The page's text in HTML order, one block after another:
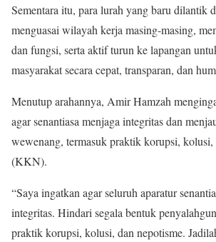
Sementara itu, para lurah yang baru dilantik
menguasai wilayah kerja masing-masing,
dan fungsi, serta aktif turun ke lapangan
masyarakat secara cepat, transparan, dan
Menutup arahannya, Amir Hamzah
agar senantiasa menjaga integritas dan
wewenang, termasuk praktik korupsi, kolusi,
(KKN).
“Saya ingatkan agar seluruh aparatur
integritas. Hindari segala bentuk
praktik korupsi, kolusi, dan nepotisme.